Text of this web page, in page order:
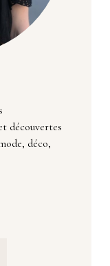
découvertes
déco,